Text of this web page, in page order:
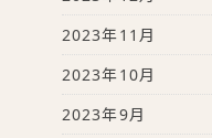
2023年11月
2023年10月
2023年9月